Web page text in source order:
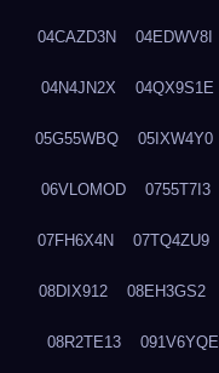
04CAZD3N 04EDWV8I
04N4JN2X 04QX9S1E
05G55WBQ 05IXW4Y0
06VLOMOD 0755T7I3
07FH6X4N 07TQ4ZU9
08DIX912 08EH3GS2
08R2TE13 091V6YQE